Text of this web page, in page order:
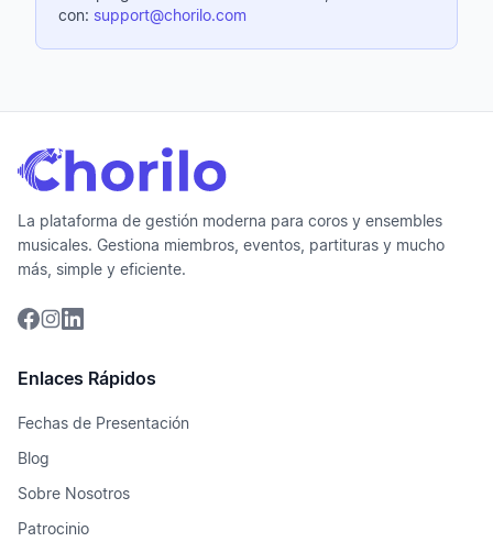
con: support@chorilo.com
La plataforma de gestión moderna para coros y ensembles
musicales. Gestiona miembros, eventos, partituras y mucho
más, simple y eficiente.
Enlaces Rápidos
Fechas de Presentación
Blog
Sobre Nosotros
Patrocinio